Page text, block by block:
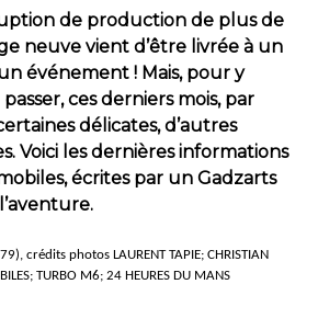
de production de plus de
neuve vient d’être livrée à un
événement ! Mais, pour y
ces derniers mois, par
délicates, d’autres
Voici les dernières informations
écrites par un Gadzarts
crédits photos LAURENT TAPIE; CHRISTIAN
TURBO M6; 24 HEURES DU MANS